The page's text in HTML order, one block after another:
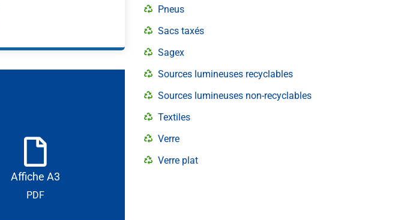
Affiche A3
PDF
Pneus
Sacs taxés
Sagex
Sources lumineuses recyclables
Sources lumineuses non-recyclables
Textiles
Verre
Verre plat